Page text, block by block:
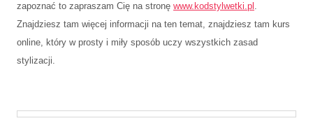
zapoznać to zapraszam Cię na stronę www.kodstylwetki.pl .
Znajdziesz tam więcej informacji na ten temat, znajdziesz tam kurs
online, który w prosty i miły sposób uczy wszystkich zasad
stylizacji.